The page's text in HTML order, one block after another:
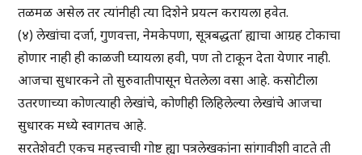
तळमळ असेल तर त्यांनीही त्या दिशेने प्रयत्न करायला हवेत.
(४) लेखांचा दर्जा, गुणवत्ता, नेमकेपणा, सूत्रबद्धता’ ह्याचा आग्रह टोकाचा
होणार नाही ही काळजी घ्यायला हवी, पण तो टाकून देता येणार नाही.
आजचा सुधारकने तो सुरुवातीपासून घेतलेला वसा आहे. कसोटीला
उतरणाच्या कोणत्याही लेखांचे, कोणीही लिहिलेल्या लेखांचे आजचा
सुधारक मध्ये स्वागतच आहे.
सरतेशेवटी एकच महत्त्वाची गोष्ट ह्या पत्रलेखकांना सांगावीशी वाटते ती